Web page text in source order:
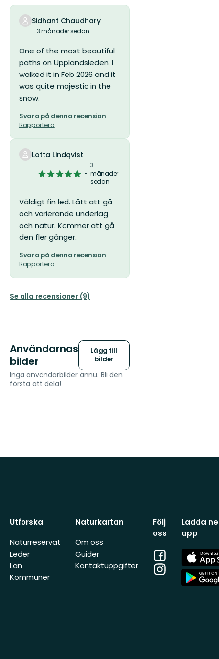
stjärnor
Sidhant Chaudhary
3 månader sedan
One of the most beautiful
paths on Upplandsleden. I
walked it in Feb 2026 and it
was quite majestic in the
snow.
Svara på denna recension
Rapportera
Lotta Lindqvist
5
stjärnor
3
månader
sedan
Väldigt fin led. Lätt att gå
och varierande underlag
och natur. Kommer att gå
den fler gånger.
Svara på denna recension
Rapportera
Se alla recensioner (9)
Användarnas
bilder
Lägg till
bilder
Inga användarbilder ännu. Bli den
första att dela!
Utforska
Naturreservat
Leder
Län
Kommuner
Naturkartan
Om oss
Guider
Kontaktuppgifter
Följ
oss
Facebook
Instagram
Ladda
app
App
Store
App
Store